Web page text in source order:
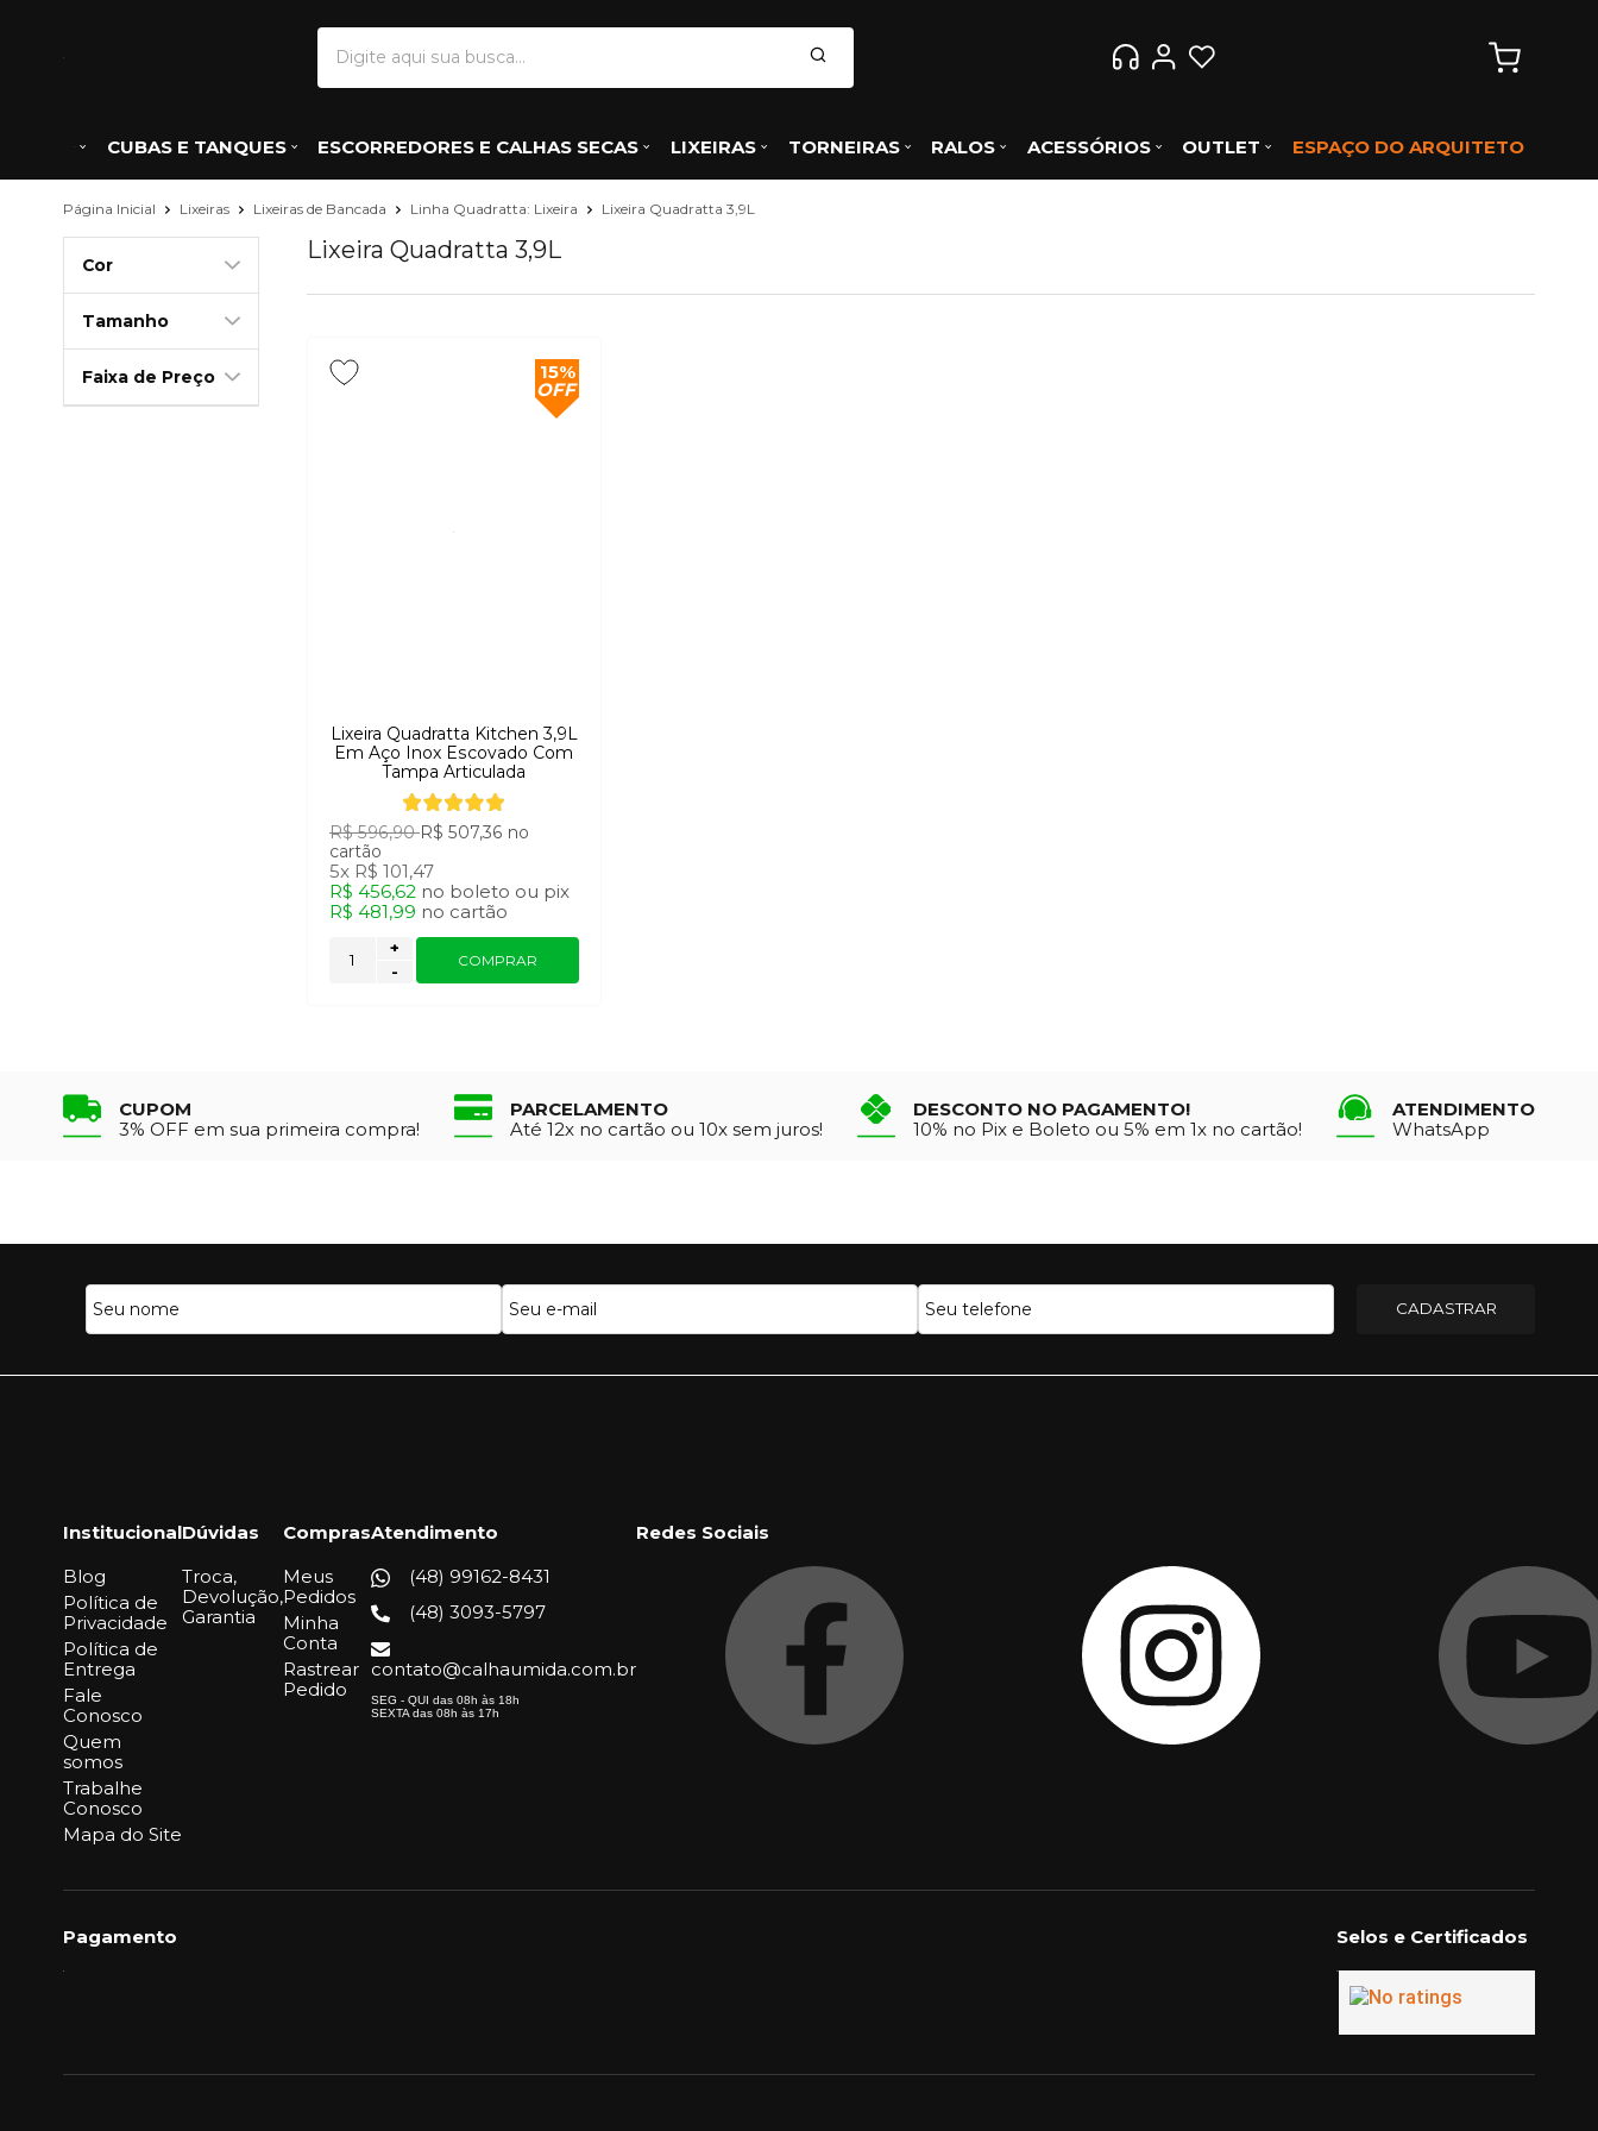
CUBAS E TANQUES ESCORREDORES E CALHAS SECAS LIXEIRAS TORNEIRAS RALOS ACESSÓRIOS OUTLET ESPAÇO DO ARQUITETO
Página Inicial Lixeiras Lixeiras de Bancada Linha Quadratta: Lixeira Lixeira Quadratta 3,9L
Cor
Tamanho
Faixa de Preço
Lixeira Quadratta 3,9L
15%
OFF
Lixeira Quadratta Kitchen 3,9L
Em Aço Inox Escovado Com
Tampa Articulada
R$ 596,90R$ 507,36 no
cartão
5x R$ 101,47
R$ 456,62 no boleto ou pix
R$ 481,99 no cartão
-
+
COMPRAR
CUPOM
3% OFF em sua primeira compra!
PARCELAMENTO
Até 12x no cartão ou 10x sem juros!
DESCONTO NO PAGAMENTO!
10% no Pix e Boleto ou 5% em 1x no cartão!
ATENDIMENTO
WhatsApp
CADASTRAR
Institucional
Blog
Política de
Privacidade
Política de
Entrega
Fale
Conosco
Quem
somos
Trabalhe
Conosco
Mapa do Site
Dúvidas
Troca,
Devolução,
Garantia
Compras
Meus
Pedidos
Minha
Conta
Rastrear
Pedido
Atendimento
(48) 99162-8431
(48) 3093-5797
contato@calhaumida.com.br
SEG - QUI das 08h às 18h
SEXTA das 08h às 17h
Redes Sociais
Pagamento Selos e Certificados